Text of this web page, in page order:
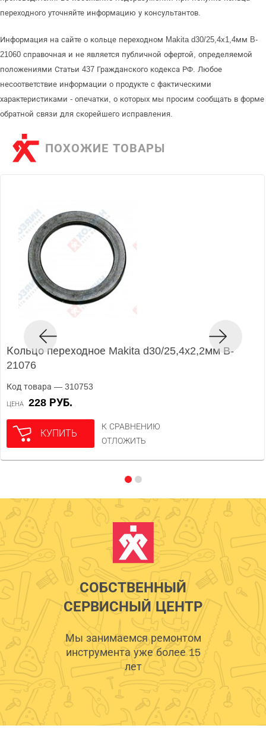
переходного уточняйте информацию у консультантов.
Информация на сайте о кольце переходном Makita d30/25,4x1,4мм B-
21060 справочная и не является публичной офертой, определяемой
положениями Статьи 437 Гражданского кодекса РФ. Любое
несоответствие информации о продукте с фактическими
характеристиками - опечатки, о которых мы просим сообщать в форме
обратной связи для скорейшего исправления.
ПОХОЖИЕ ТОВАРЫ
Кольцо переходное Makita d30/25,4x2,2мм B-
21076
Код товара — 310753
ЦЕНА 228 РУБ.
КУПИТЬ
К СРАВНЕНИЮ
ОТЛОЖИТЬ
СОБСТВЕННЫЙ
СЕРВИСНЫЙ ЦЕНТР
Мы занимаемся ремонтом
инструмента уже более 15
лет